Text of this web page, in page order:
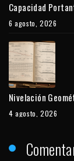
Capacidad
6 agosto, 2026
Nivelación
4 agosto, 2026